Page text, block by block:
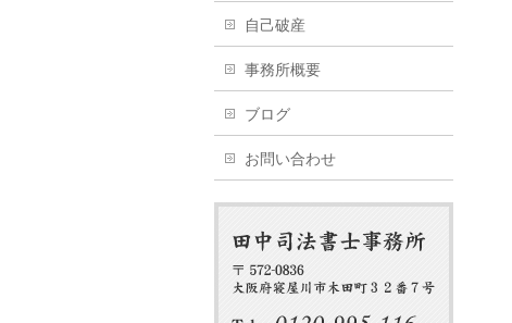
自己破産
事務所概要
ブログ
お問い合わせ